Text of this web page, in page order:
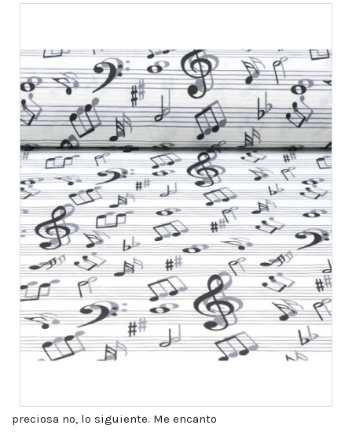
preciosa no, lo siguiente. Me encanto